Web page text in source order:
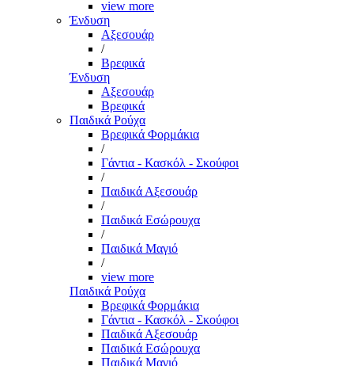
view more
Ένδυση
Αξεσουάρ
/
Βρεφικά
Ένδυση
Αξεσουάρ
Βρεφικά
Παιδικά Ρούχα
Βρεφικά Φορμάκια
/
Γάντια - Κασκόλ - Σκούφοι
/
Παιδικά Αξεσουάρ
/
Παιδικά Εσώρουχα
/
Παιδικά Μαγιό
/
view more
Παιδικά Ρούχα
Βρεφικά Φορμάκια
Γάντια - Κασκόλ - Σκούφοι
Παιδικά Αξεσουάρ
Παιδικά Εσώρουχα
Παιδικά Μαγιό